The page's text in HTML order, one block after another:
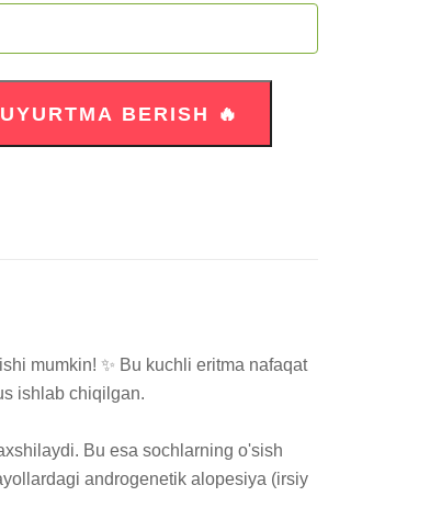
mumkin! ✨ Bu kuchli eritma nafaqat
ishlab chiqilgan.
Bu esa sochlarning o'sish
androgenetik alopesiya (irsiy